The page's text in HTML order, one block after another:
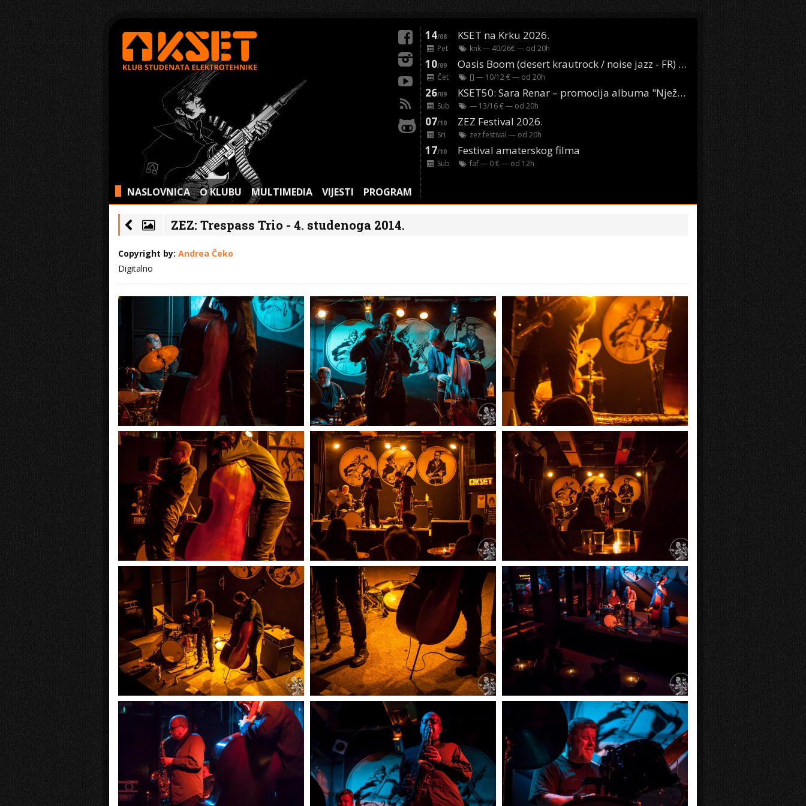
NASLOVNICA O KLUBU MULTIMEDIA VIJESTI PROGRAM
14/08 KSET na Krku 2026.
Pet knk— 40/26€ — od 20h
10/09 Oasis Boom (desert krautrock / noise jazz - FR) @ KONTEJNER
Čet [] — 10/12 € — od 20h
26/09 KSET50: Sara Renar – promocija albuma "Nježne riječi" @ Močvara
Sub — 13/16 € — od 20h
07/10 ZEZ Festival 2026.
Sri zez festival — od 20h
17/10 Festival amaterskog filma
Sub faf— 0 € — od 12h
ZEZ: Trespass Trio - 4. studenoga 2014.
Copyright by: Andrea Čeko
Digitalno